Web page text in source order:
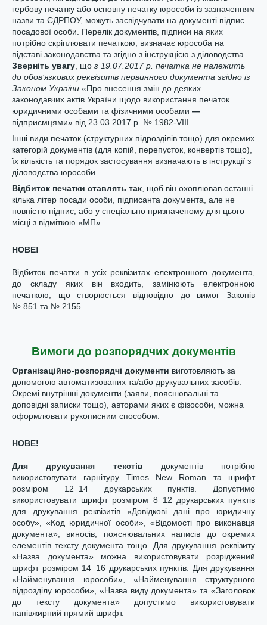
гербову печатку або основну печатку юрособи із зазначенням
назви та ЄДРПОУ, можуть засвідчувати на документі підпис
посадової особи. Перелік документів, підписи на яких
потрібно скріплювати печаткою, визначає юрособа на
підставі законодавства та згідно з інструкцією з діловодства.
Зверніть увагу , що з 19.07.2017 р. печатка не належить
до обов’язкових реквізитів первинного документа згідно із
Законом України «Про внесення змін до деяких
законодавчих актів України щодо використання печаток
юридичними особами та фізичними особами —
підприємцями» від 23.03.2017 р. № 1982-VIII.
Інші види печаток (структурних підрозділів тощо) для окремих
категорій документів (для копій, перепусток, конвертів тощо),
їх кількість та порядок застосування визначають в інструкції з
діловодства юрособи.
Відбиток печатки ставлять так , щоб він охоплював останні
кілька літер посади особи, підписанта документа, але не
повністю підпис, або у спеціально призначеному для цього
місці з відміткою «МП».
НОВЕ!
Відбиток печатки в усіх реквізитах електронного документа,
до складу яких він входить, замінюють електронною
печаткою, що створюється відповідно до вимог Законів
№ 851 та № 2155.
Вимоги до розпорядчих документів
Організаційно-розпорядчі документи виготовляють за
допомогою автоматизованих та/або друкувальних засобів.
Окремі внутрішні документи (заяви, пояснювальні та
доповідні записки тощо), авторами яких є фізособи, можна
оформлювати рукописним способом.
НОВЕ!
Для друкування текстів документів потрібно
використовувати гарнітуру Times New Roman та шрифт
розміром 12−14 друкарських пунктів. Допустимо
використовувати шрифт розміром 8−12 друкарських пунктів
для друкування реквізитів «Довідкові дані про юридичну
особу», «Код юридичної особи», «Відомості про виконавця
документа», виносів, пояснювальних написів до окремих
елементів тексту документа тощо. Для друкування реквізиту
«Назва документа» можна використовувати розріджений
шрифт розміром 14−16 друкарських пунктів. Для друкування
«Найменування юрособи», «Найменування структурного
підрозділу юрособи», «Назва виду документа» та «Заголовок
до тексту документа» допустимо використовувати
напівжирний прямий шрифт.